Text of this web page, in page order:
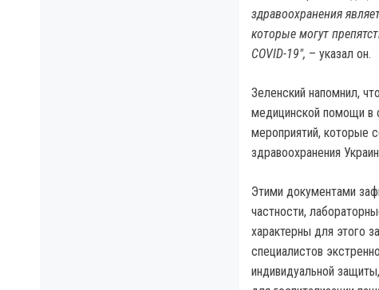
здравоохранения
которые могут
СОVID-19", – указал он.
Зеленский напомнил,
медицинской помощи в
мероприятий, которые
здравоохранения
Этими документами
частности,
характерны для этого
специалистов
индивидуальной